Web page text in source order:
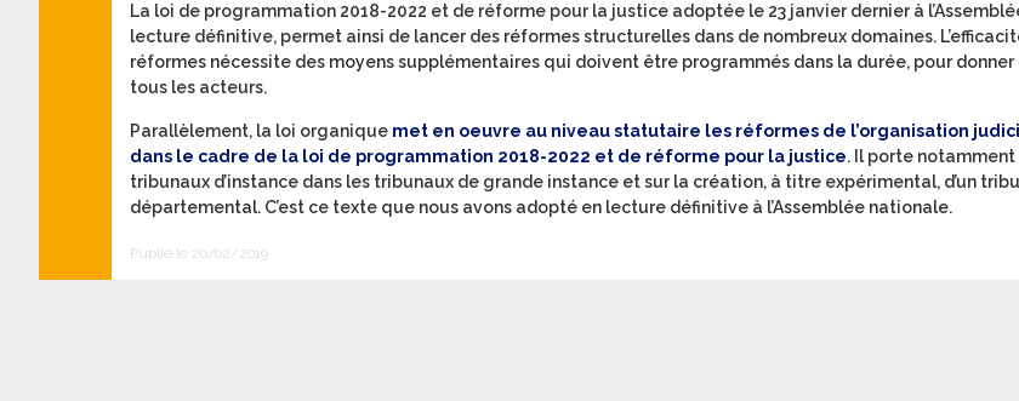
La loi de programmation 2018-2022 et de réforme pour la justice adoptée le 23 janvier dernier à
lecture définitive, permet ainsi de lancer des réformes structurelles dans de nombreux domaines.
réformes nécessite des moyens supplémentaires qui doivent être programmés dans la durée, pour
tous les acteurs.
Parallèlement, la loi organique met en oeuvre au niveau statutaire les réformes de l’organisation
dans le cadre de la loi de programmation 2018-2022 et de réforme pour la justice. Il porte
tribunaux d’instance dans les tribunaux de grande instance et sur la création, à titre expérimental, d’un
départemental. C’est ce texte que nous avons adopté en lecture définitive à l’Assemblée nationale.
Publié le 20/02/2019